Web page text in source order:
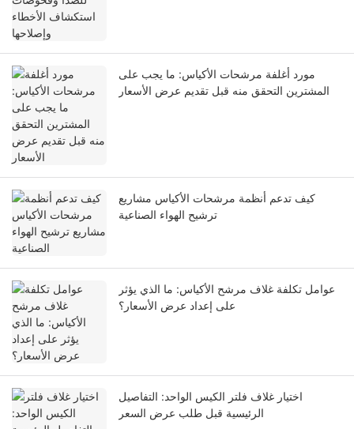
مورد أغلفة مرشحات الأكياس: ما يجب على
المشترين التحقق منه قبل تقديم عرض الأسعار
كيف تدعم أنظمة مرشحات الأكياس مشاريع
ترشيح الهواء الصناعية
عوامل تكلفة غلاف مرشح الأكياس: ما الذي يؤثر
على إعداد عرض الأسعار؟
اختيار غلاف فلتر الكيس الواحد: التفاصيل
الرئيسية قبل طلب عرض السعر